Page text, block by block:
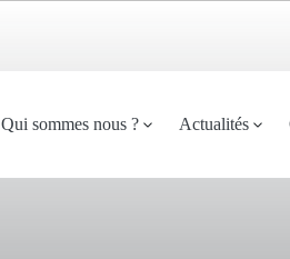
Menu
principal
Qui sommes nous ? Actualités